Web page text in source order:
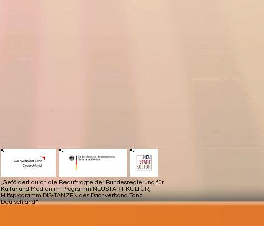
„Gefördert durch die Beauftragte der Bundesregierung für
Kultur und Medien im Programm NEUSTART KULTUR,
Hilfsprogramm DIS-TANZEN des Dachverband Tanz
Deutschland.“